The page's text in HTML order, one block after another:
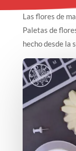
Las flores de
Paletas de
hecho desde la